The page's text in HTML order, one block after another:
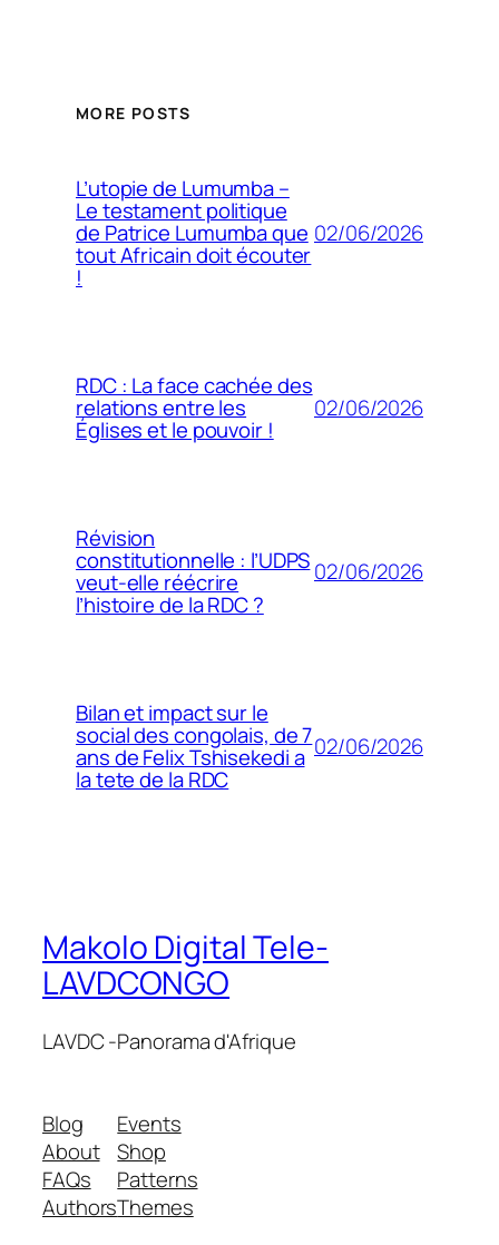
MORE POSTS
L’utopie de Lumumba –
Le testament politique
de Patrice Lumumba que
tout Africain doit écouter
!
02/06/2026
RDC : La face cachée des
relations entre les
Églises et le pouvoir !
02/06/2026
Révision
constitutionnelle : l’UDPS
veut-elle réécrire
l’histoire de la RDC ?
02/06/2026
Bilan et impact sur le
social des congolais, de 7
ans de Felix Tshisekedi a
la tete de la RDC
02/06/2026
Makolo Digital Tele-
LAVDCONGO
LAVDC -Panorama d'Afrique
Blog
About
FAQs
Authors
Events
Shop
Patterns
Themes